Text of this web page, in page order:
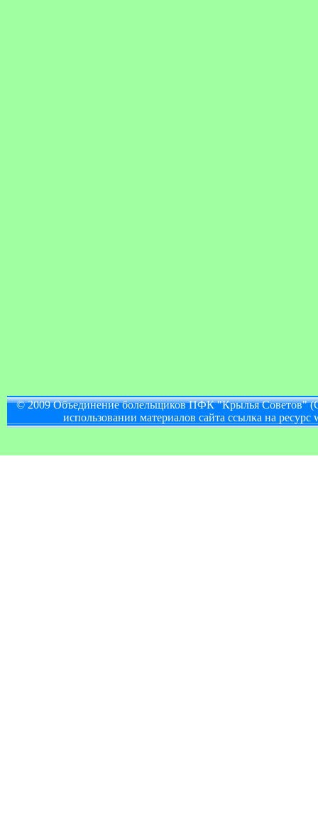
© 2009 Объединение болельщиков ПФК "Крылья
использовании материалов сайта ссылка на ресурс